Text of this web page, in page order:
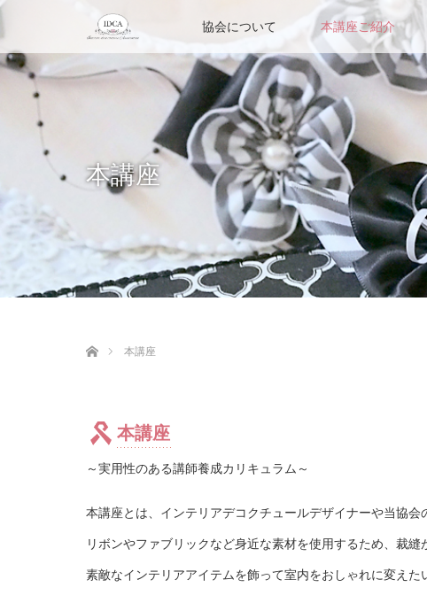
協会について 本講座ご紹介
本講座
本講座
本講座
～実用性のある講師養成カリキュラム～
本講座とは、インテリアデコクチュールデザイナーや当協
リボンやファブリックなど身近な素材を使用するため、裁
素敵なインテリアアイテムを飾って室内をおしゃれに変え